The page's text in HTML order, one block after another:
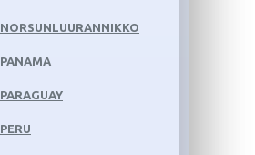
NORSUNLUURANNIKKO
PANAMA
PARAGUAY
PERU